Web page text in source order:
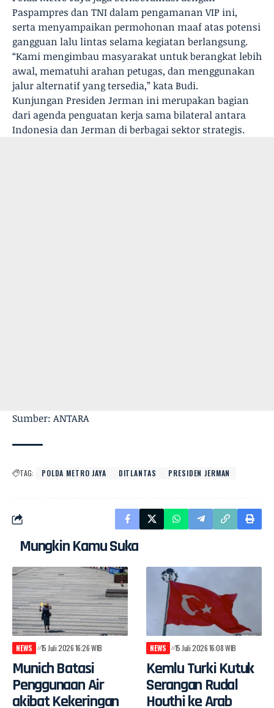
Paspampres dan TNI dalam pengamanan VIP ini,
serta menyampaikan permohonan maaf atas potensi
gangguan lalu lintas selama kegiatan berlangsung.
“Kami mengimbau masyarakat untuk berangkat lebih
awal, mematuhi arahan petugas, dan menggunakan
jalur alternatif yang tersedia,” kata Budi.
Kunjungan Presiden Jerman ini merupakan bagian
dari agenda penguatan kerja sama bilateral antara
Indonesia dan Jerman di berbagai sektor strategis.
Sumber: ANTARA
TAG: POLDA METRO JAYA DITLANTAS PRESIDEN JERMAN
Mungkin Kamu Suka
NEWS 15 Juli 2026 16:26 WIB
Munich Batasi
Penggunaan Air
akibat Kekeringan
NEWS 15 Juli 2026 16:08 WIB
Kemlu Turki Kutuk
Serangan Rudal
Houthi ke Arab